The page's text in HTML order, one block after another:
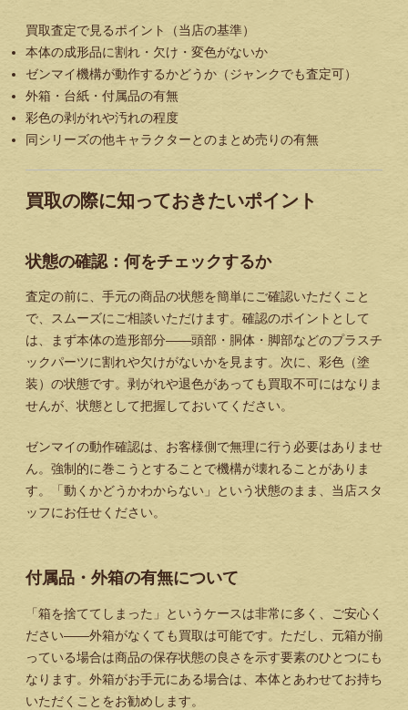
買取査定で見るポイント（当店の基準）
本体の成形品に割れ・欠け・変色がないか
ゼンマイ機構が動作するかどうか（ジャンクでも査定可）
外箱・台紙・付属品の有無
彩色の剥がれや汚れの程度
同シリーズの他キャラクターとのまとめ売りの有無
買取の際に知っておきたいポイント
状態の確認：何をチェックするか
査定の前に、手元の商品の状態を簡単にご確認いただくこと
で、スムーズにご相談いただけます。確認のポイントとして
は、まず本体の造形部分——頭部・胴体・脚部などのプラスチ
ックパーツに割れや欠けがないかを見ます。次に、彩色（塗
装）の状態です。剥がれや退色があっても買取不可にはなりま
せんが、状態として把握しておいてください。
ゼンマイの動作確認は、お客様側で無理に行う必要はありませ
ん。強制的に巻こうとすることで機構が壊れることがありま
す。「動くかどうかわからない」という状態のまま、当店スタ
ッフにお任せください。
付属品・外箱の有無について
「箱を捨ててしまった」というケースは非常に多く、ご安心く
ださい——外箱がなくても買取は可能です。ただし、元箱が揃
っている場合は商品の保存状態の良さを示す要素のひとつにも
なります。外箱がお手元にある場合は、本体とあわせてお持ち
いただくことをお勧めします。